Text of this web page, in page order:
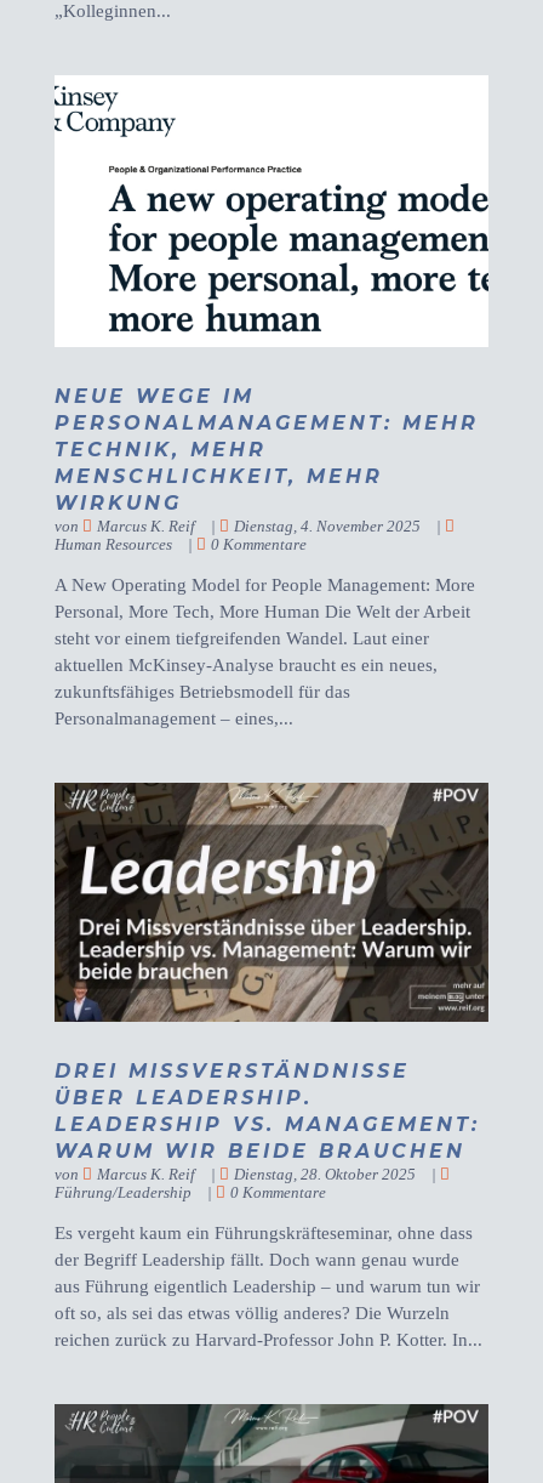
„Kolleginnen...
NEUE WEGE IM
PERSONALMANAGEMENT: MEHR
TECHNIK, MEHR
MENSCHLICHKEIT, MEHR
WIRKUNG
von Marcus K. Reif | Dienstag, 4. November 2025
|
Human Resources
| 0 Kommentare
A New Operating Model for People Management: More
Personal, More Tech, More Human Die Welt der Arbeit
steht vor einem tiefgreifenden Wandel. Laut einer
aktuellen McKinsey-Analyse braucht es ein neues,
zukunftsfähiges Betriebsmodell für das
Personalmanagement – eines,...
DREI MISSVERSTÄNDNISSE
ÜBER LEADERSHIP.
LEADERSHIP VS. MANAGEMENT:
WARUM WIR BEIDE BRAUCHEN
von Marcus K. Reif | Dienstag, 28. Oktober 2025
|
Führung/Leadership
| 0 Kommentare
Es vergeht kaum ein Führungskräfteseminar, ohne dass
der Begriff Leadership fällt. Doch wann genau wurde
aus Führung eigentlich Leadership – und warum tun wir
oft so, als sei das etwas völlig anderes? Die Wurzeln
reichen zurück zu Harvard-Professor John P. Kotter. In...